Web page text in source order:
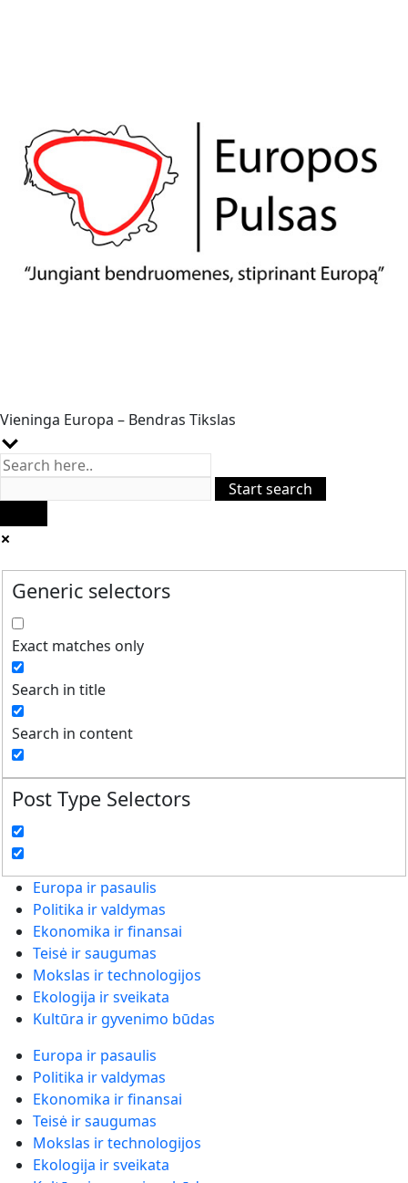
Vieninga Europa – Bendras Tikslas
Generic selectors
Exact matches only
Search in title
Search in content
Post Type Selectors
Europa ir pasaulis
Politika ir valdymas
Ekonomika ir finansai
Teisė ir saugumas
Mokslas ir technologijos
Ekologija ir sveikata
Kultūra ir gyvenimo būdas
Europa ir pasaulis
Politika ir valdymas
Ekonomika ir finansai
Teisė ir saugumas
Mokslas ir technologijos
Ekologija ir sveikata